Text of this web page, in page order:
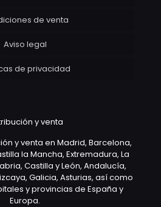
de venta
Aviso legal
de privacidad
y venta
y venta en Madrid, Barcelona,
la Mancha, Extremadura, La
Castilla y León, Andalucía,
Galicia, Asturias, así como
y provincias de España y
Europa.